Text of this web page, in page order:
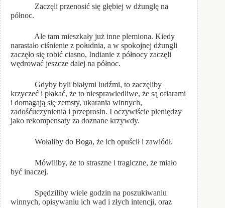
Zaczęli przenosić się głębiej w dżunglę na
północ.
Ale tam mieszkały już inne plemiona. Kiedy
narastało ciśnienie z południa, a w spokojnej dżungli
zaczęło się robić ciasno, Indianie z północy zaczęli
wędrować jeszcze dalej na północ.
Gdyby byli białymi ludźmi, to zaczęliby
krzyczeć i płakać, że to niesprawiedliwe, że są ofiarami
i domagają się zemsty, ukarania winnych,
zadośćuczynienia i przeprosin. I oczywiście pieniędzy
jako rekompensaty za doznane krzywdy.
Wołaliby do Boga, że ich opuścił i zawiódł.
Mówiliby, że to straszne i tragiczne, że miało
być inaczej.
Spędziliby wiele godzin na poszukiwaniu
winnych, opisywaniu ich wad i złych intencji, oraz